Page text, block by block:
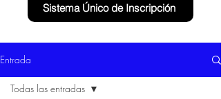
Sistema Único de Inscripción
Entrada
Todas las entradas